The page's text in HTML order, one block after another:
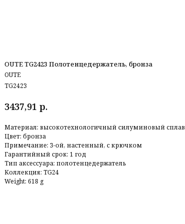
OUTE TG2423 Полотенцедержатель, бронза
OUTE
TG2423
3437,91 р.
Материал: высокотехнологичный силуминовый сплав
Цвет: бронза
Примечание: 3-ой, настенный, с крючком
Гарантийный срок: 1 год
Тип аксессуара: полотенцедержатель
Коллекция: TG24
Weight: 618 g